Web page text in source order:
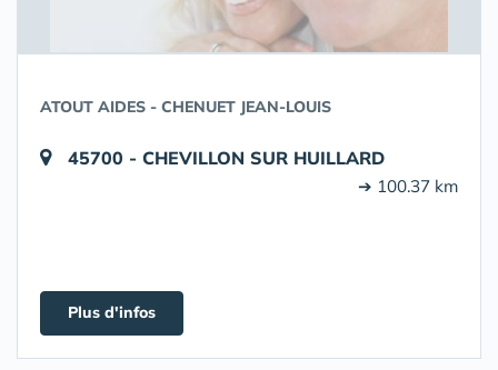
ATOUT AIDES - CHENUET JEAN-LOUIS
45700 - CHEVILLON SUR HUILLARD
➔ 100.37 km
Plus d'infos